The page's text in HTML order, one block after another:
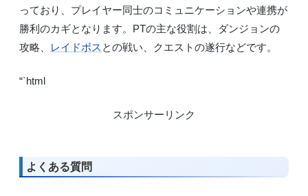
っており、プレイヤー同士のコミュニケーションや連携が
勝利のカギとなります。PTの主な役割は、ダンジョンの
攻略、
レイドボス との戦い、クエストの遂行などです。
“`html
スポンサーリンク
よくある質問